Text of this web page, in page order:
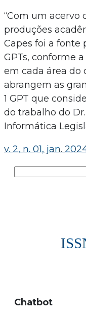
“Com um acervo
produções
Capes foi a fonte
GPTs, conforme
em cada área do
abrangem as
1 GPT que
do trabalho do
Informática
v. 2, n. 01, jan.
Chatbot